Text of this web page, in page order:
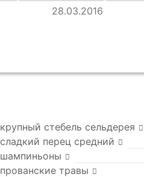
28.03.2016
крупный стебель сельдерея
сладкий перец средний
шампиньоны
прованские травы